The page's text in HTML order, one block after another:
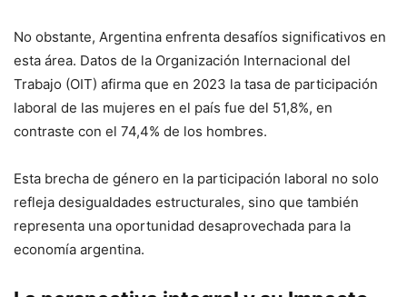
No obstante, Argentina enfrenta desafíos significativos en
esta área. Datos de la Organización Internacional del
Trabajo (OIT) afirma que en 2023 la tasa de participación
laboral de las mujeres en el país fue del 51,8%, en
contraste con el 74,4% de los hombres.
Esta brecha de género en la participación laboral no solo
refleja desigualdades estructurales, sino que también
representa una oportunidad desaprovechada para la
economía argentina.